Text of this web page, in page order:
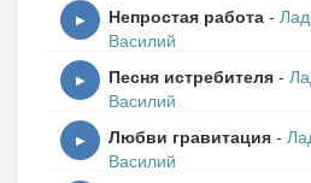
Кружит нас вальсом в
Как можно спать!.. Но о
Споткнулась мысль,
А утром свежую строфу
Нашел, набросанную ночью!
▶ Непростая работа -
Василий
▶ Песня истребителя -
Василий
▶ Любви гравитация -
Василий